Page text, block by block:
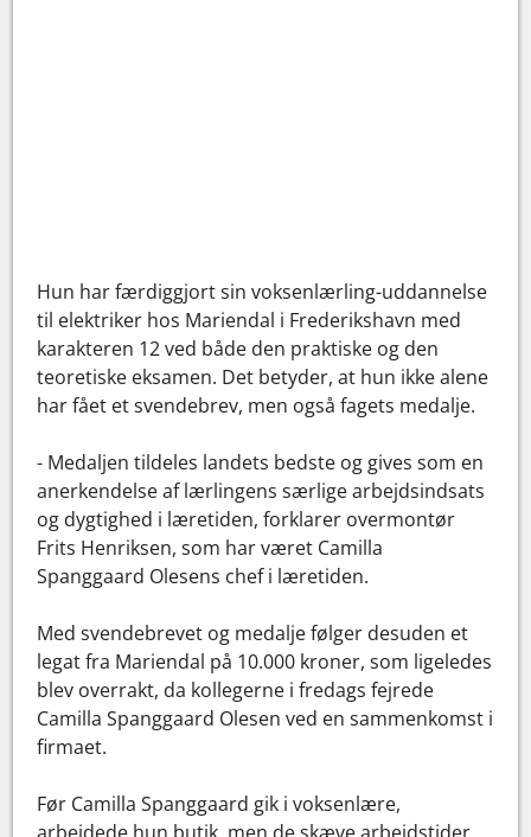
Hun har færdiggjort sin voksenlærling-uddannelse
til elektriker hos Mariendal i Frederikshavn med
karakteren 12 ved både den praktiske og den
teoretiske eksamen. Det betyder, at hun ikke alene
har fået et svendebrev, men også fagets medalje.
- Medaljen tildeles landets bedste og gives som en
anerkendelse af lærlingens særlige arbejdsindsats
og dygtighed i læretiden, forklarer overmontør
Frits Henriksen, som har været Camilla
Spanggaard Olesens chef i læretiden.
Med svendebrevet og medalje følger desuden et
legat fra Mariendal på 10.000 kroner, som ligeledes
blev overrakt, da kollegerne i fredags fejrede
Camilla Spanggaard Olesen ved en sammenkomst i
firmaet.
Før Camilla Spanggaard gik i voksenlære,